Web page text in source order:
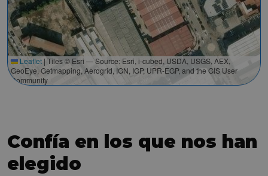
Leaflet | Tiles © Esri — Source: Esri, i-cubed, USDA, USGS, AEX,
GeoEye, Getmapping, Aerogrid, IGN, IGP, UPR-EGP, and the GIS User
Community
Confía en los que nos han
elegido